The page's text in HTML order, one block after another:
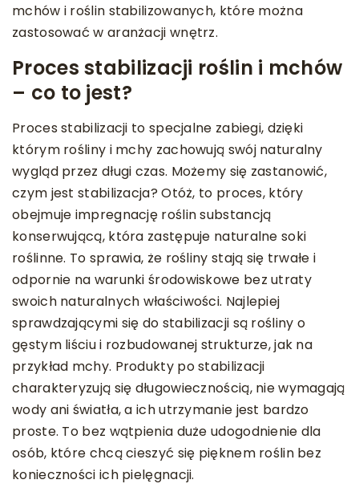
mchów i roślin stabilizowanych, które można
zastosować w aranżacji wnętrz.
Proces stabilizacji roślin i mchów
– co to jest?
Proces stabilizacji to specjalne zabiegi, dzięki
którym rośliny i mchy zachowują swój naturalny
wygląd przez długi czas. Możemy się zastanowić,
czym jest stabilizacja? Otóż, to proces, który
obejmuje impregnację roślin substancją
konserwującą, która zastępuje naturalne soki
roślinne. To sprawia, że rośliny stają się trwałe i
odpornie na warunki środowiskowe bez utraty
swoich naturalnych właściwości. Najlepiej
sprawdzającymi się do stabilizacji są rośliny o
gęstym liściu i rozbudowanej strukturze, jak na
przykład mchy. Produkty po stabilizacji
charakteryzują się długowiecznością, nie wymagają
wody ani światła, a ich utrzymanie jest bardzo
proste. To bez wątpienia duże udogodnienie dla
osób, które chcą cieszyć się pięknem roślin bez
konieczności ich pielęgnacji.